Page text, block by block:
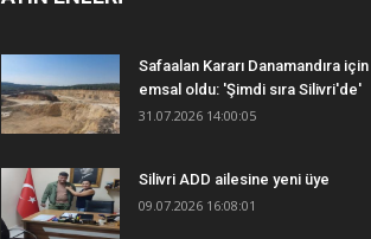
Safaalan Kararı Danamandıra için
emsal oldu: 'Şimdi sıra Silivri'de'
31.07.2026 14:00:05
Silivri ADD ailesine yeni üye
09.07.2026 16:08:01